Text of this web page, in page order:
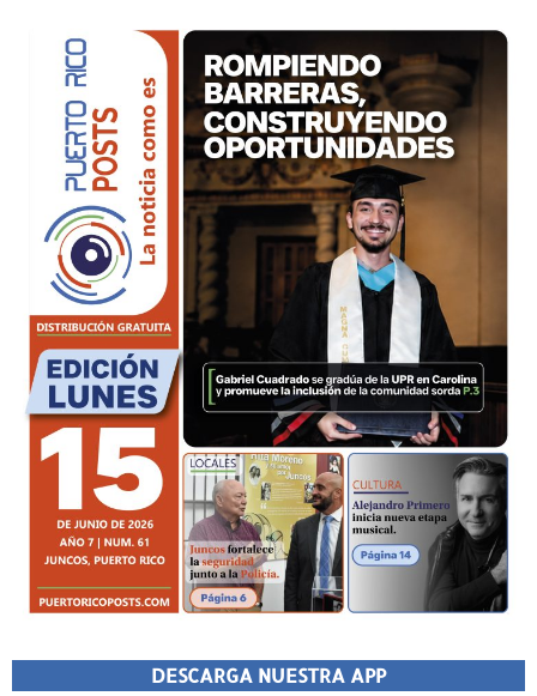
DESCARGA NUESTRA APP